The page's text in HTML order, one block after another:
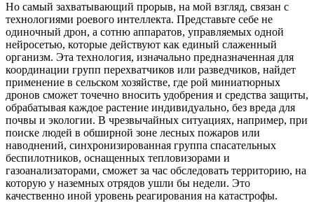
Но самый захватывающий прорыв, на мой взгляд, связан с
технологиями роевого интеллекта. Представьте себе не
одиночный дрон, а сотню аппаратов, управляемых одной
нейросетью, которые действуют как единый слаженный
организм. Эта технология, изначально предназначенная для
координации групп перехватчиков или разведчиков, найдет
применение в сельском хозяйстве, где рой миниатюрных
дронов сможет точечно вносить удобрения и средства защиты,
обрабатывая каждое растение индивидуально, без вреда для
почвы и экологии. В чрезвычайных ситуациях, например, при
поиске людей в обширной зоне лесных пожаров или
наводнений, синхронизированная группа спасательных
беспилотников, оснащенных тепловизорами и
газоанализаторами, сможет за час обследовать территорию, на
которую у наземных отрядов ушли бы недели. Это
качественно иной уровень реагирования на катастрофы.